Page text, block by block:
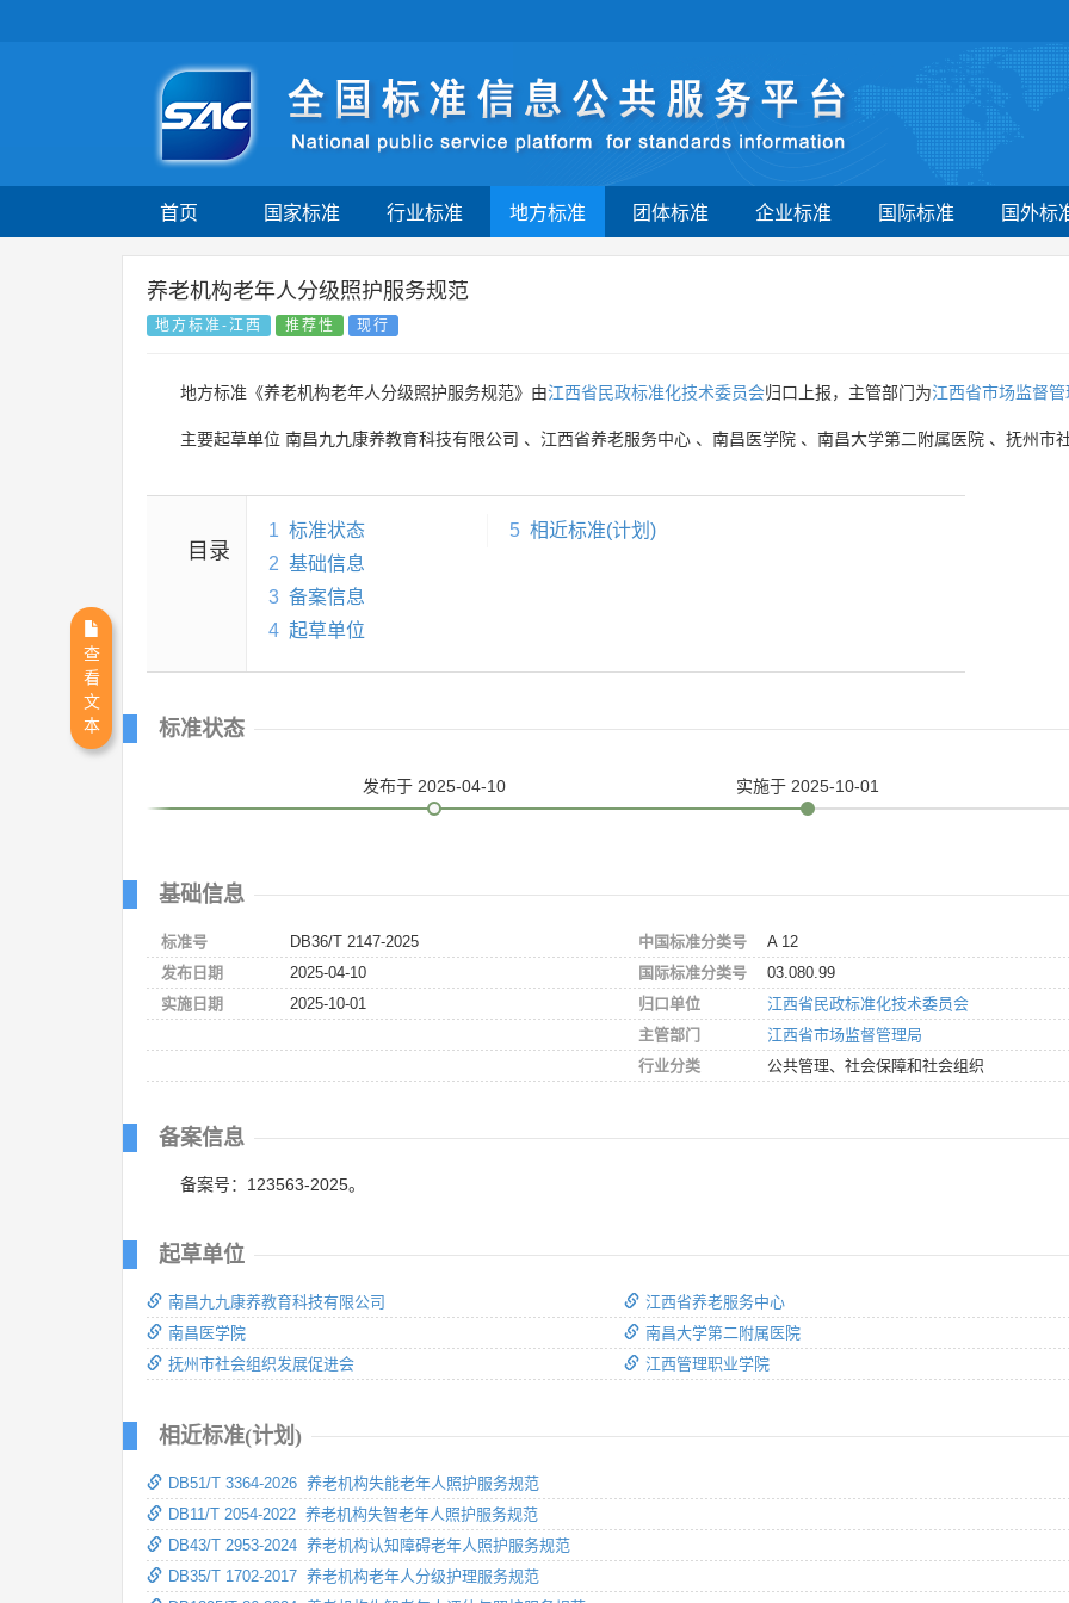
首页 国家标准 行业标准 地方标准 团体标准 企业标准 国际标准 国外标
养老机构老年人分级照护服务规范
地方标准-江西 推荐性 现行
地方标准《养老机构老年人分级照护服务规范》由江西省民政标准化技术委员会归口上报，主管部门为江西省市场监督管
主要起草单位 南昌九九康养教育科技有限公司 、 江西省养老服务中心 、 南昌医学院 、 南昌大学第二附属医院 、 抚州市
目录
1 标准状态
2 基础信息
3 备案信息
4 起草单位
5 相近标准(计划)
标准状态
发布于 2025-04-10 实施于 2025-10-01
基础信息
标准号
DB36/T 2147-2025
发布日期
2025-04-10
实施日期
2025-10-01
中国标准分类号
A 12
国际标准分类号
03.080.99
归口单位
江西省民政标准化技术委员会
主管部门
江西省市场监督管理局
行业分类
公共管理、社会保障和社会组织
备案信息
备案号：123563-2025。
起草单位
南昌九九康养教育科技有限公司
南昌医学院
抚州市社会组织发展促进会
江西省养老服务中心
南昌大学第二附属医院
江西管理职业学院
相近标准(计划)
DB51/T 3364-2026 养老机构失能老年人照护服务规范
DB11/T 2054-2022 养老机构失智老年人照护服务规范
DB43/T 2953-2024 养老机构认知障碍老年人照护服务规范
DB35/T 1702-2017 养老机构老年人分级护理服务规范
查
看
文
本